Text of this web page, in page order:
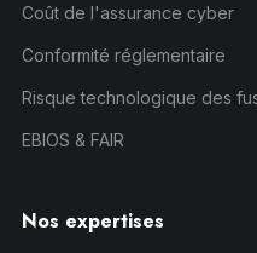
Coût de l'assurance cyber
Conformité réglementaire
Risque technologique des
EBIOS & FAIR
Nos expertises